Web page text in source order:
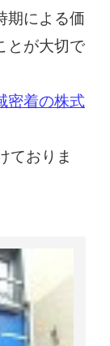
期による価
とが大切で
密着の株式
ておりま